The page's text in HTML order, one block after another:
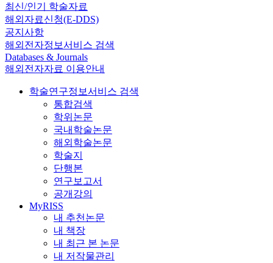
최신/인기 학술자료
해외자료신청(E-DDS)
공지사항
해외전자정보서비스 검색
Databases & Journals
해외전자자료 이용안내
학술연구정보서비스 검색
통합검색
학위논문
국내학술논문
해외학술논문
학술지
단행본
연구보고서
공개강의
MyRISS
내 추천논문
내 책장
내 최근 본 논문
내 저작물관리